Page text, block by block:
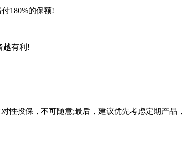
180%的保额!
越有利!
性投保，不可随意;最后，建议优先考虑定期产品，